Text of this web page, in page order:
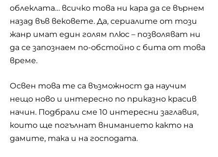
облеклата… всичко това ни кара да се върнем
назад във вековете. Да, сериалите от този
жанр имат един голям плюс – позволяват ни
да се запознаем по-обстойно с бита от това
време.
Освен това те са възможност да научим
нещо ново и интересно по приказно красив
начин. Подбрали сме 10 интересни заглавия,
които ще погълнат вниманието както на
дамите, така и на господата.